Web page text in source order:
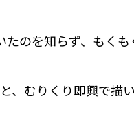
のを知らず、もく
、むりくり即興で描